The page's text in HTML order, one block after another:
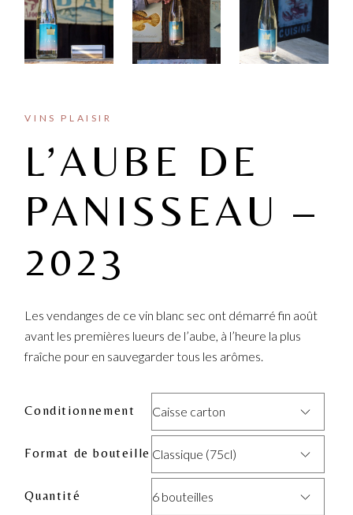
VINS PLAISIR
L’AUBE DE
PANISSEAU –
2023
Les vendanges de ce vin blanc sec ont démarré fin août
avant les premières lueurs de l’aube, à l’heure la plus
fraîche pour en sauvegarder tous les arômes.
Conditionnement Caisse carton
Format de bouteille Classique (75cl)
Quantité 6 bouteilles